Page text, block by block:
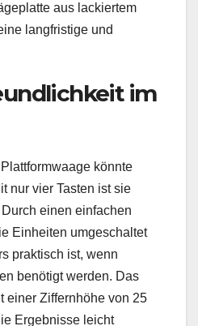
aus lackiertem
langfristige und
im
könnte
nur vier Tasten ist sie
einen einfachen
Einheiten umgeschaltet
praktisch ist, wenn
benötigt werden. Das
einer Ziffernhöhe von 25
Ergebnisse leicht